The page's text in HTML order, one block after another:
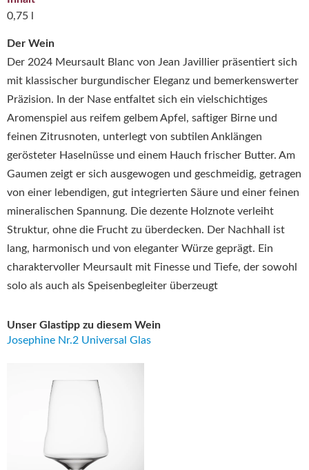
Der Wein
Der 2024 Meursault Blanc von Jean Javillier präsentiert sich
mit klassischer burgundischer Eleganz und bemerkenswerter
Präzision. In der Nase entfaltet sich ein vielschichtiges
Aromenspiel aus reifem gelbem Apfel, saftiger Birne und
feinen Zitrusnoten, unterlegt von subtilen Anklängen
gerösteter Haselnüsse und einem Hauch frischer Butter. Am
Gaumen zeigt er sich ausgewogen und geschmeidig, getragen
von einer lebendigen, gut integrierten Säure und einer feinen
mineralischen Spannung. Die dezente Holznote verleiht
Struktur, ohne die Frucht zu überdecken. Der Nachhall ist
lang, harmonisch und von eleganter Würze geprägt. Ein
charaktervoller Meursault mit Finesse und Tiefe, der sowohl
solo als auch als Speisenbegleiter überzeugt
Unser Glastipp zu diesem Wein
Josephine Nr.2 Universal Glas
0,75 l